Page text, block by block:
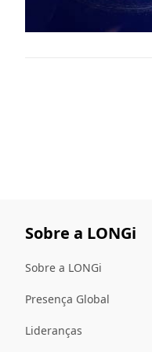
Sobre a LONGi
Sobre a LONGi
Presença Global
Lideranças